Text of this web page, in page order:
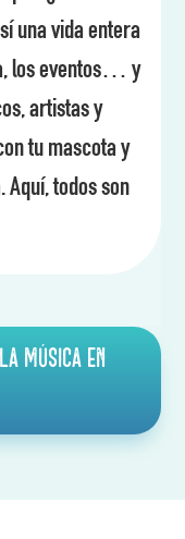
una vida entera
los eventos… y
artistas y
tu mascota y
Aquí, todos son
música en